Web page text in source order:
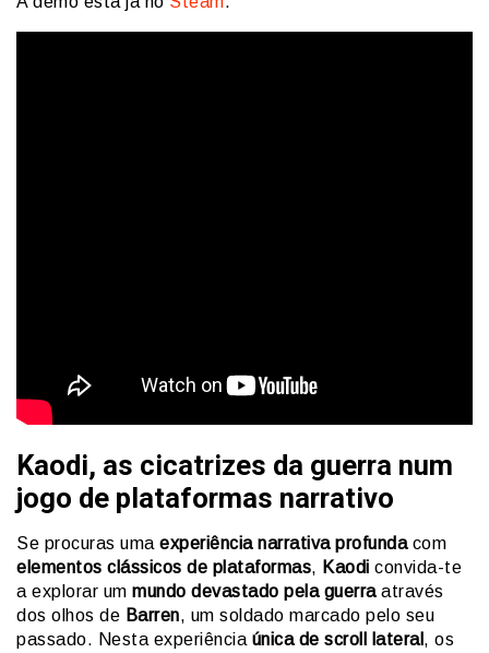
Kaodi, as cicatrizes da guerra num
jogo de plataformas narrativo
Se procuras uma experiência narrativa profundacom
elementos clássicos de plataformas, Kaodi convida-te
a explorar um mundo devastado pela guerraatravés
dos olhos de Barren, um soldado marcado pelo seu
passado. Nesta experiência única de scroll lateral , os